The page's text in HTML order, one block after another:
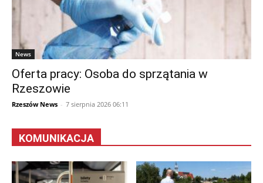
News
Oferta pracy: Osoba do sprzątania w
Rzeszowie
Rzeszów News - 7 sierpnia 2026 06:11
KOMUNIKACJA